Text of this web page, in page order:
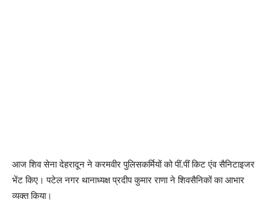
आज शिव सेना देहरादून ने करमवीर पुलिसकर्मियों को पीं.पीं किट एंव सैनिटाइजर
भेंट किए। पटेल नगर थानाध्यक्ष प्रदीप कुमार राणा ने शिवसैनिकों का आभार
व्यक्त किया।